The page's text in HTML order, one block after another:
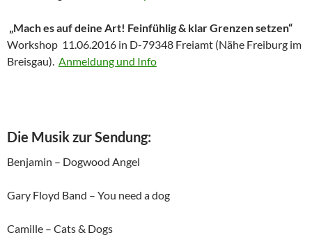
„Mach es auf deine Art! Feinfühlig & klar Grenzen setzen“
Workshop 11.06.2016 in D-79348 Freiamt (Nähe Freiburg im
Breisgau). Anmeldung und Info
Die Musik zur Sendung:
Benjamin – Dogwood Angel
Gary Floyd Band – You need a dog
Camille – Cats & Dogs